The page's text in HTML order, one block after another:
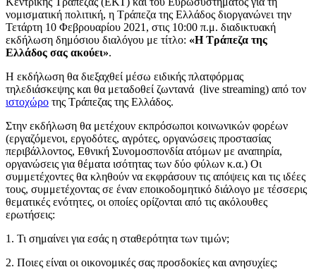
νομισματική πολιτική, η Τράπεζα της Ελλάδος διοργανώνει την
Τετάρτη 10 Φεβρουαρίου 2021, στις 10:00 π.μ. διαδικτυακή
εκδήλωση δημόσιου διαλόγου με τίτλο: «Η Τράπεζα της
Ελλάδος σας ακούει».
Η εκδήλωση θα διεξαχθεί μέσω ειδικής πλατφόρμας
τηλεδιάσκεψης και θα μεταδοθεί ζωντανά (live streaming) από τον
ιστοχώρο της Τράπεζας της Ελλάδος.
Στην εκδήλωση θα μετέχουν εκπρόσωποι κοινωνικών φορέων
(εργαζόμενοι, εργοδότες, αγρότες, οργανώσεις προστασίας
περιβάλλοντος, Εθνική Συνομοσπονδία ατόμων με αναπηρία,
οργανώσεις για θέματα ισότητας των δύο φύλων κ.α.) Οι
συμμετέχοντες θα κληθούν να εκφράσουν τις απόψεις και τις ιδέες
τους, συμμετέχοντας σε έναν εποικοδομητικό διάλογο με τέσσερις
θεματικές ενότητες, οι οποίες ορίζονται από τις ακόλουθες
ερωτήσεις:
1. Τι σημαίνει για εσάς η σταθερότητα των τιμών;
2. Ποιες είναι οι οικονομικές σας προσδοκίες και ανησυχίες;